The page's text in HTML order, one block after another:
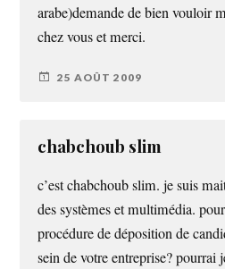
arabe)demande de bien vouloir
chez vous et merci.
25 AOÛT 2009
chabchoub slim
c’est chabchoub slim. je suis
des systèmes et multimédia.
procédure de déposition de
sein de votre entreprise? pourrai